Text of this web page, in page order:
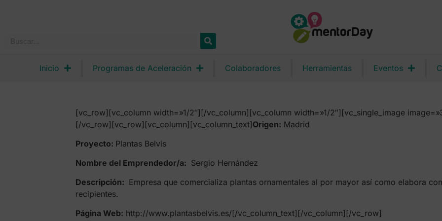
Inicio Programas de Aceleración Colaboradores Herramientas Eventos
[vc_row][vc_column width=»1/2″][/vc_column][vc_column width=»1/2″][vc_single_image
[/vc_row][vc_row][vc_column][vc_column_text]Origen: Madrid
Proyecto: Plantas Belvis
Nombre del Emprendedor/a: Sergio Hernández
Descripción: Empresa que comercializa plantas ornamentales al por mayor así como elabora
recipientes.
Página Web: http://www.plantasbelvis.es/[/vc_column_text][/vc_column][/vc_row]